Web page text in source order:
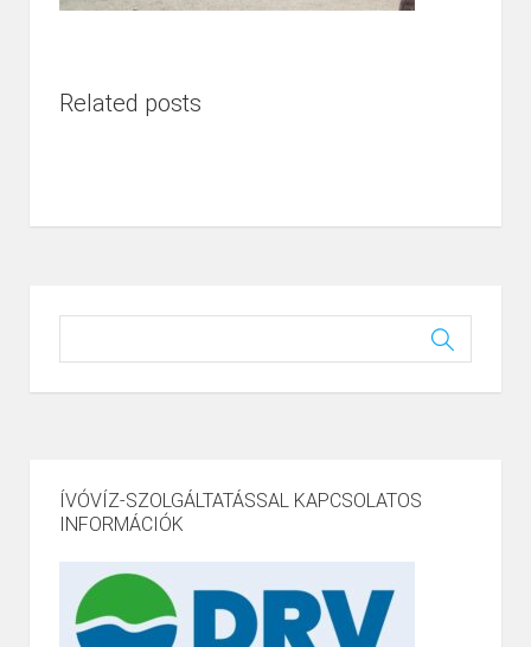
Related posts
ÍVÓVÍZ-SZOLGÁLTATÁSSAL KAPCSOLATOS
INFORMÁCIÓK